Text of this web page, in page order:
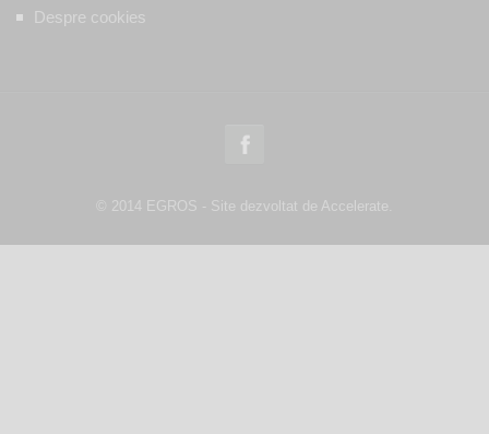
Despre cookies
© 2014 EGROS - Site dezvoltat de Accelerate.